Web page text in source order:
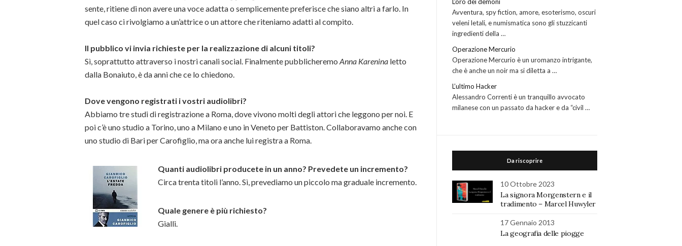
sente, ritiene di non avere una voce adatta o semplicemente preferisce che siano altri a farlo. In
quel caso ci rivolgiamo a un’attrice o un attore che riteniamo adatti al compito.
Il pubblico vi invia richieste per la realizzazione di alcuni titoli?
Sì, soprattutto attraverso i nostri canali social. Finalmente pubblicheremo Anna Karenina letto
dalla Bonaiuto, è da anni che ce lo chiedono.
Dove vengono registrati i vostri audiolibri?
Abbiamo tre studi di registrazione a Roma, dove vivono molti degli attori che leggono per noi. E
poi c’è uno studio a Torino, uno a Milano e uno in Veneto per Battiston. Collaboravamo anche con
uno studio di Bari per Carofiglio, ma ora anche lui registra a Roma.
Quanti audiolibri producete in un anno? Prevedete un incremento?
Circa trenta titoli l’anno. Sì, prevediamo un piccolo ma graduale incremento.
Quale genere è più richiesto?
Gialli.
L’oro dei demoni
Avventura, spy fiction, amore, esoterismo, oscuri
veleni letali, e numismatica sono gli stuzzicanti
ingredienti della …
Operazione Mercurio
Operazione Mercurio è un uromanzo intrigante,
che è anche un noir ma si diletta a …
L’ultimo Hacker
Alessandro Correnti è un tranquillo avvocato
milanese con un passato da hacker e da “civil …
Da riscoprire
10 Ottobre 2023
La signora Morgenstern e il
tradimento – Marcel Huwyler
17 Gennaio 2013
La geografia delle piogge